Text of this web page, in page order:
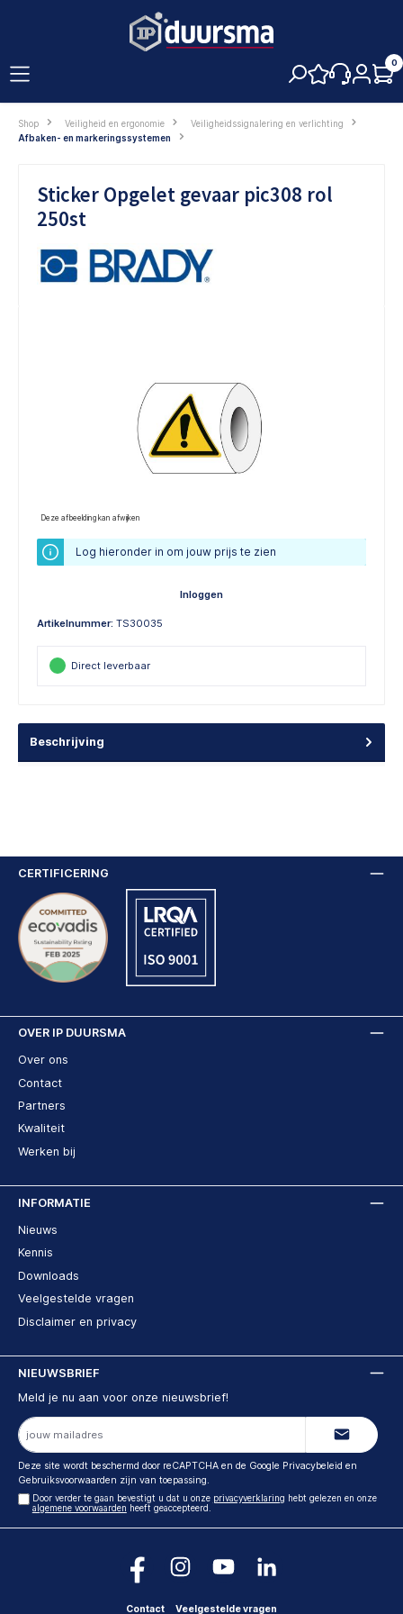
0
Shop Veiligheid en ergonomie
Veiligheidssignalering en verlichting
Afbaken- en markeringssystemen
Sticker Opgelet gevaar pic308 rol
250st
Deze afbeelding kan afwijken
Log hieronder in om jouw prijs te zien
Inloggen
Artikelnummer: TS30035
Direct leverbaar
Beschrijving
OVER IP DUURSMA
Over ons
Contact
Partners
Kwaliteit
Werken bij
INFORMATIE
Nieuws
Kennis
Downloads
Veelgestelde vragen
Disclaimer en privacy
CERTIFICERING
NIEUWSBRIEF
Meld je nu aan voor onze nieuwsbrief!
E-
mailadres
Deze site wordt beschermd door reCAPTCHA en de Google Privacybeleid en
Gebruiksvoorwaarden zijn van toepassing.
Door verder te gaan bevestigt u dat u onze privacyverklaring hebt gelezen en onze
algemene voorwaarden heeft geaccepteerd.
Contact Veelgestelde vragen